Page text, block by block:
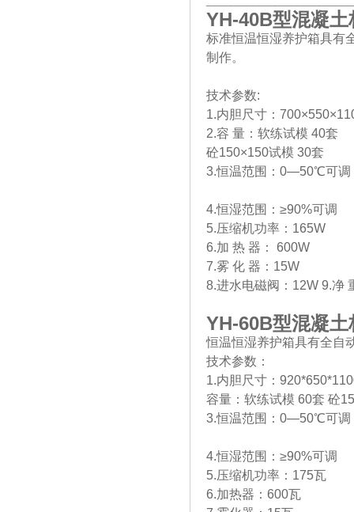
YH-40B型混凝土
标准恒温恒湿养护箱具有
制作。
技术参数:
1.内胆尺寸：
2.容 量：软练试模 40套
砼150×150试模 30套
3.恒温范围：0—50℃可
4.恒湿范围：≥90%可调
5.压缩机功率：165W
6.加 热 器： 600W
7.雾 化 器：15W
8.进水电磁阀：12W 9.净
YH-60B型混凝土
恒温恒湿养护箱具有全自
技术参数：
1.内胆尺寸：
容量：软练试模 60套 砼
3.恒温范围：0—50℃可
4.恒湿范围：≥90%可调
5.压缩机功率：175瓦
6.加热器：600瓦